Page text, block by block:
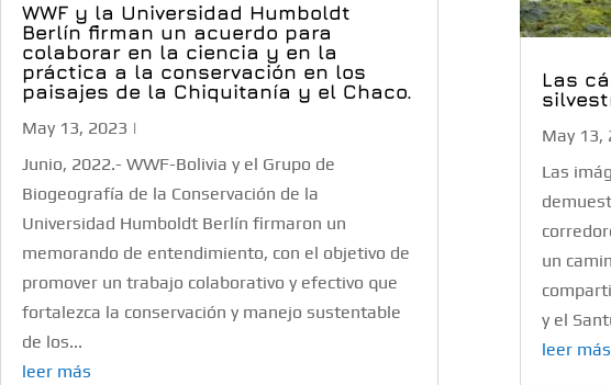
WWF y la Universidad Humboldt
Berlín firman un acuerdo para
colaborar en la ciencia y en la
práctica a la conservación en los
paisajes de la Chiquitanía y el Chaco.
May 13, 2023 |
Junio, 2022.- WWF-Bolivia y el Grupo de
Biogeografía de la Conservación de la
Universidad Humboldt Berlín firmaron un
memorando de entendimiento, con el objetivo de
promover un trabajo colaborativo y efectivo que
fortalezca la conservación y manejo sustentable
de los...
leer más
Las
May 13,
Las
un
y el
leer más